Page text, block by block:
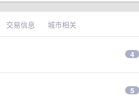
交易信息 城市相关
4
5